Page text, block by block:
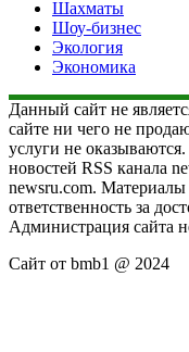
Шахматы
Шоу-бизнес
Экология
Экономика
Данный сайт не
сайте ни чего не
услуги не
новостей RSS канала
newsru.com.
ответственность за
Администрация сайта
Сайт от bmb1 @ 2024